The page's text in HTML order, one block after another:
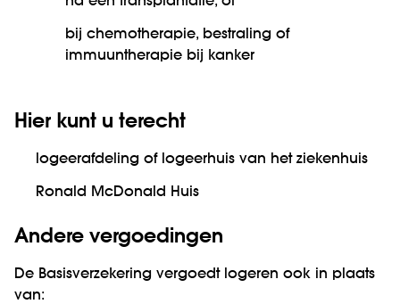
bij chemotherapie, bestraling of
immuuntherapie bij kanker
Hier kunt u terecht
logeerafdeling of logeerhuis van het ziekenhuis
Ronald McDonald Huis
Andere vergoedingen
De Basisverzekering vergoedt logeren ook in plaats
van: